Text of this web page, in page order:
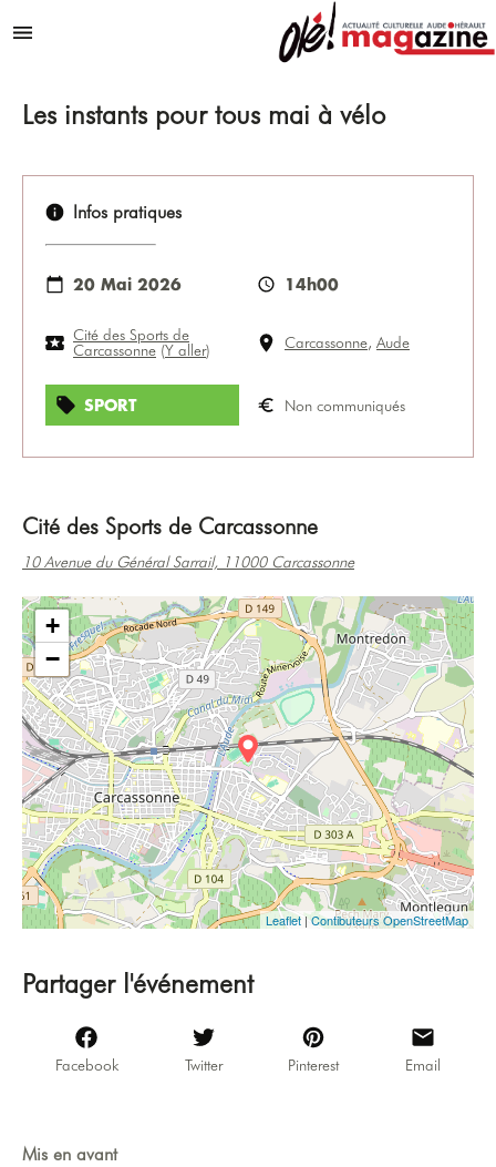
Menu
Les instants pour tous mai à vélo
Infos pratiques
20 Mai 2026 14h00
Cité des Sports de
Carcassonne (Y aller) Carcassonne, Aude
SPORT Non communiqués
Cité des Sports de Carcassonne
10 Avenue du Général Sarrail, 11000 Carcassonne
+
−
Leaflet|Contibuteurs OpenStreetMap
Partager l'événement
Facebook Twitter Pinterest Email
Mis en avant